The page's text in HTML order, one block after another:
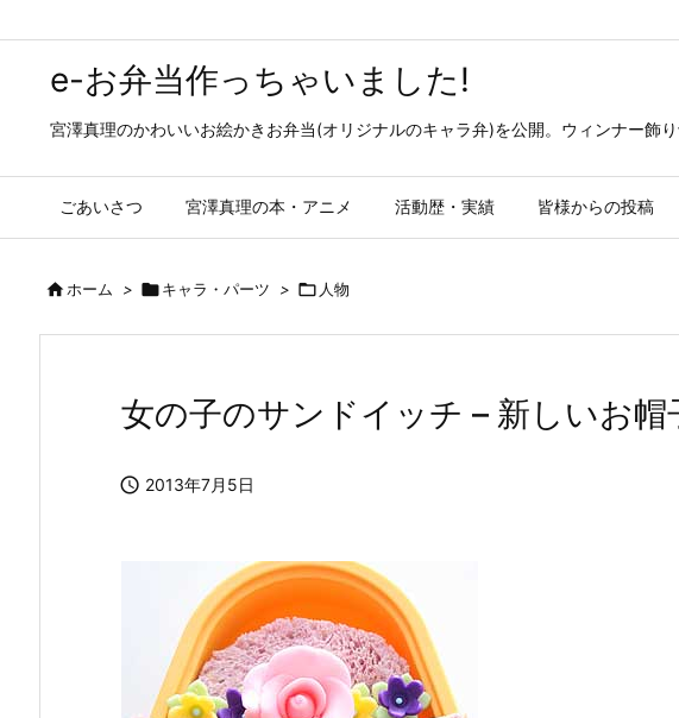
e-お弁当作っちゃいました!
宮澤真理のかわいいお絵かきお弁当(オリジナルのキャラ弁)を公開。ウィンナー飾
ごあいさつ 宮澤真理の本・アニメ 活動歴・実績 皆様からの投稿
ホーム > キャラ・パーツ >  人物
女の子のサンドイッチ – 新しいお帽
 2013年7月5日